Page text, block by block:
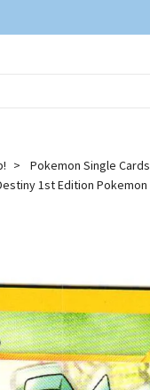
Pokemon Single Cards
1st Edition Pokemon